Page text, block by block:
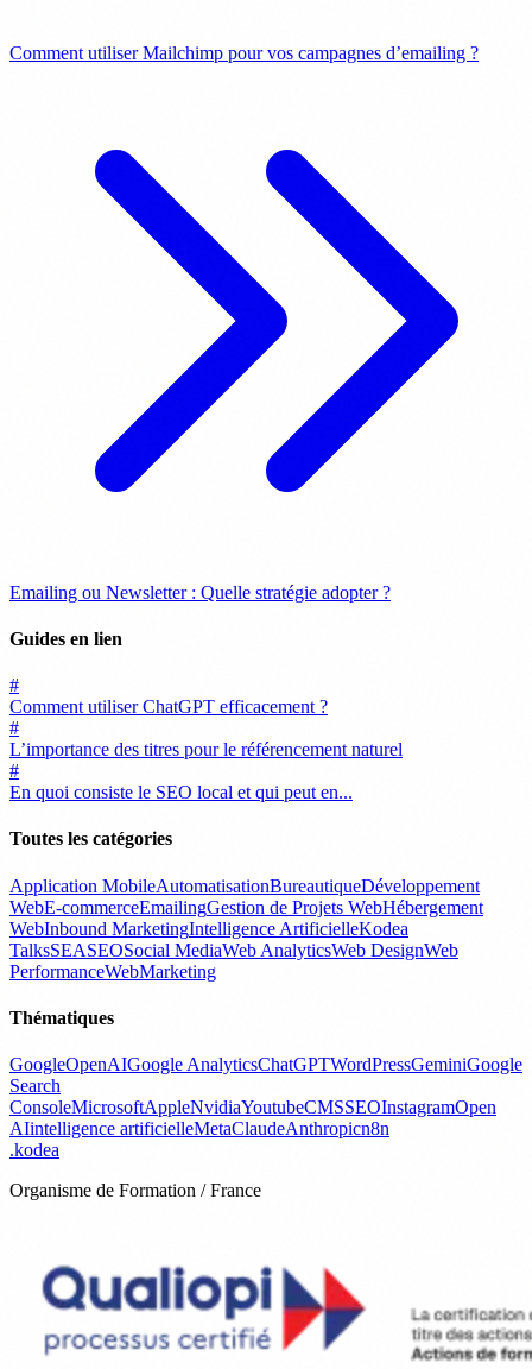
Comment utiliser Mailchimp pour vos campagnes d’emailing ?
Emailing ou Newsletter : Quelle stratégie adopter ?
Guides en lien
#
Comment utiliser ChatGPT efficacement ?
#
L’importance des titres pour le référencement naturel
#
En quoi consiste le SEO local et qui peut en...
Toutes les catégories
Application MobileAutomatisationBureautiqueDéveloppement
WebE-commerceEmailingGestion de Projets WebHébergement
WebInbound MarketingIntelligence ArtificielleKodea
TalksSEASEOSocial MediaWeb AnalyticsWeb DesignWeb
PerformanceWebMarketing
Thématiques
GoogleOpenAIGoogle AnalyticsChatGPTWordPressGeminiGoogle
Search
ConsoleMicrosoftAppleNvidiaYoutubeCMSSEOInstagramOpen
AIintelligence artificielleMetaClaudeAnthropicn8n
.kodea
Organisme de Formation / France